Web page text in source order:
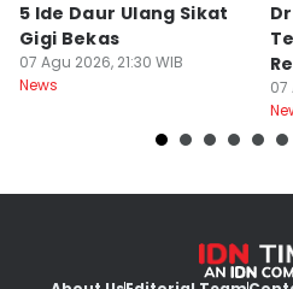
5 Ide Daur Ulang Sikat
Gigi Bekas
07 Agu 2026, 21:30 WIB
News
07